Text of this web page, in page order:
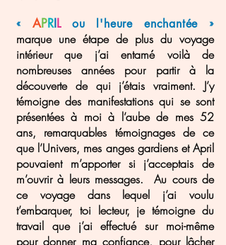
« APRIL ou l'heure enchantée
»
marque une étape de plus du voyage
intérieur que j’ai entamé voilà de
nombreuses années pour partir à la
découverte de qui j’étais vraiment. J’y
témoigne des manifestations qui se sont
présentées à moi à l’aube de mes 52
ans, remarquables témoignages de ce
que l’Univers, mes anges gardiens et April
pouvaient m’apporter si j’acceptais de
m’ouvrir à leurs messages. Au cours de
ce voyage dans lequel j’ai voulu
t’embarquer, toi lecteur, je témoigne du
travail que j’ai effectué sur moi-même
pour donner ma confiance, pour lâcher